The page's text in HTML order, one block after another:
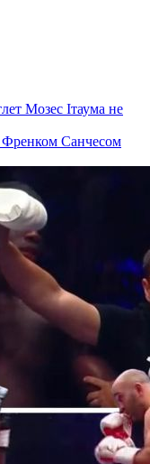
Френком Санчесом